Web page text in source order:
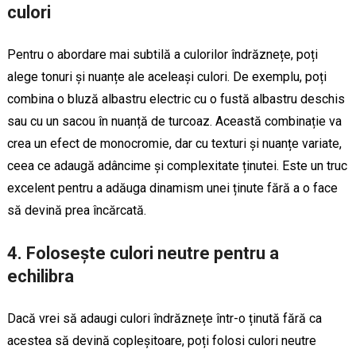
culori
Pentru o abordare mai subtilă a culorilor îndrăznețe, poți
alege tonuri și nuanțe ale aceleași culori. De exemplu, poți
combina o bluză albastru electric cu o fustă albastru deschis
sau cu un sacou în nuanță de turcoaz. Această combinație va
crea un efect de monocromie, dar cu texturi și nuanțe variate,
ceea ce adaugă adâncime și complexitate ținutei. Este un truc
excelent pentru a adăuga dinamism unei ținute fără a o face
să devină prea încărcată.
4. Folosește culori neutre pentru a
echilibra
Dacă vrei să adaugi culori îndrăznețe într-o ținută fără ca
acestea să devină copleșitoare, poți folosi culori neutre